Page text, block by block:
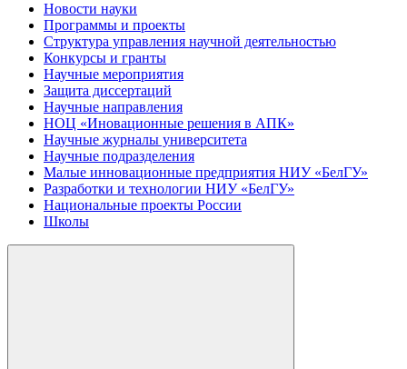
Новости науки
Программы и проекты
Структура управления научной деятельностью
Конкурсы и гранты
Научные мероприятия
Защита диссертаций
Научные направления
НОЦ «Иновационные решения в АПК»
Научные журналы университета
Научные подразделения
Малые инновационные предприятия НИУ «БелГУ»
Разработки и технологии НИУ «БелГУ»
Национальные проекты России
Школы